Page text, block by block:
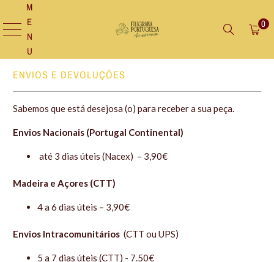
M
E
N
U
0
ENVIOS E DEVOLUÇÕES
Sabemos que está desejosa (o) para receber a sua peça.
Envios Nacionais (Portugal Continental)
até 3 dias úteis (Nacex) – 3,90€
Madeira e Açores (CTT)
4 a 6 dias úteis – 3,90€
Envios Intracomunitários (CTT ou UPS)
5 a 7 dias úteis (CTT) - 7.50€